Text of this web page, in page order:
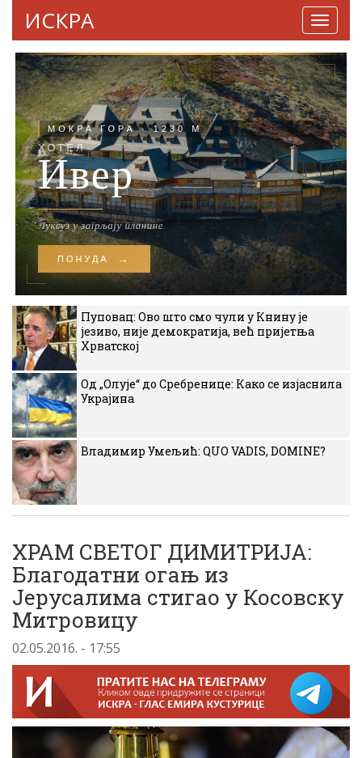
ИСКРА
Пуповац: Ово што смо чули у Книну је
језиво, није демократија, већ пријетња
Хрватској
Од „Олује“ до Сребренице: Како се изјаснила
Украјина
Владимир Умељић: QUO VADIS, DOMINE?
ХРАМ СВЕТОГ ДИМИТРИЈА:
Благодатни огањ из
Јерусалима стигао у Косовску
Митровицу
02.05.2016. - 17:55